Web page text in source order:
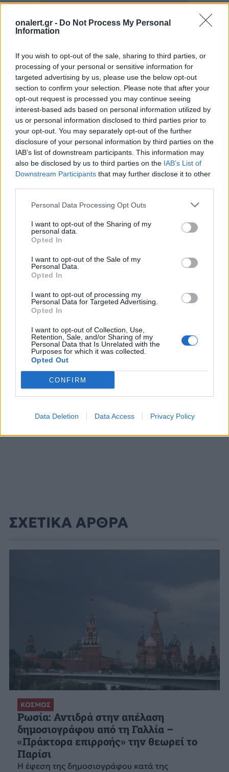
onalert.gr - Do Not Process My Personal
Information
If you wish to opt-out of the sale, sharing to third parties, or
processing of your personal or sensitive information for
targeted advertising by us, please use the below opt-out
section to confirm your selection. Please note that after your
opt-out request is processed you may continue seeing
interest-based ads based on personal information utilized by
us or personal information disclosed to third parties prior to
your opt-out. You may separately opt-out of the further
disclosure of your personal information by third parties on the
IAB’s list of downstream participants. This information may
also be disclosed by us to third parties on the IAB’s List of
Downstream Participants that may further disclose it to other
Personal Data Processing Opt Outs
I want to opt-out of the Sharing of my
personal data.
Opted In
I want to opt-out of the Sale of my
Personal Data.
Opted In
I want to opt-out of processing my
Personal Data for Targeted Advertising.
Opted In
I want to opt-out of Collection, Use,
Retention, Sale, and/or Sharing of my
Personal Data that Is Unrelated with the
Purposes for which it was collected.
Opted Out
CONFIRM
Data Deletion Data Access Privacy Policy
Διάβασε επίσης
Stryker για το Στρατό
Ξηράς μέσω EDA: Θετικές
αριθμό, εκδόσεις και
κατάσταση οχημάτων
AIM-260: Η
τους
Ακολουθήστε το onalert.gr στοGoogle
Newsκαι μάθετε πρώτοι όλες τις ειδήσεις
για την άμυνα.
ΜΗ ΕΠΑΝΔΡΩΜΕΝΑ ΣΚΑΦΗ
ΟΥΚΡΑΝΙΑ
ΟΥΚΡΑΝΙΚΑ DRONES
ΠΟΛΕΜΟΣ ΣΤΗΝ ΟΥΚΡΑΝΙΑ
ΔΙΑΦΗΜΙΣΗ
ΣΧΕΤΙΚΑ ΑΡΘΡΑ
ΚΟΣΜΟΣ
Ρωσία: Αντιδρά στην απέλαση
δημοσιογράφου από τη Γαλλία –
«Πράκτορα επιρροής» την θεωρεί το
Παρίσι
Η έφεση της δημοσιογράφου κατά της